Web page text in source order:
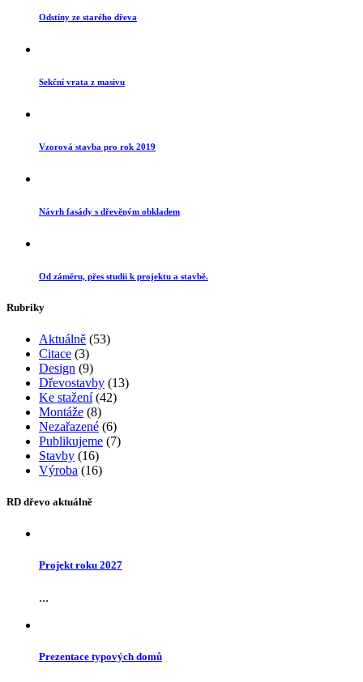
Odstíny ze starého dřeva
Sekční vrata z masivu
Vzorová stavba pro rok 2019
Návrh fasády s dřevěným obkladem
Od záměru, přes studii k projektu a stavbě.
Rubriky
Aktuálně (53)
Citace (3)
Design (9)
Dřevostavby (13)
Ke stažení(42)
Montáže (8)
Nezařazené (6)
Publikujeme (7)
Stavby (16)
Výroba (16)
RD dřevo aktuálně
Projekt roku 2027
...
Prezentace typových domů